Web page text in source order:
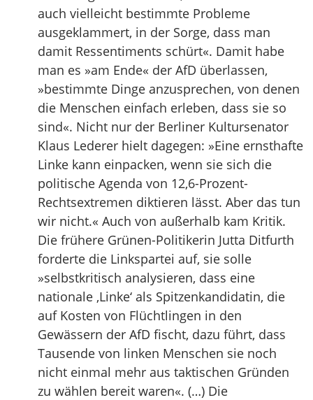
auch vielleicht bestimmte Probleme
ausgeklammert, in der Sorge, dass man
damit Ressentiments schürt«. Damit habe
man es »am Ende« der AfD überlassen,
»bestimmte Dinge anzusprechen, von denen
die Menschen einfach erleben, dass sie so
sind«. Nicht nur der Berliner Kultursenator
Klaus Lederer hielt dagegen: »Eine ernsthafte
Linke kann einpacken, wenn sie sich die
politische Agenda von 12,6-Prozent-
Rechtsextremen diktieren lässt. Aber das tun
wir nicht.« Auch von außerhalb kam Kritik.
Die frühere Grünen-Politikerin Jutta Ditfurth
forderte die Linkspartei auf, sie solle
»selbstkritisch analysieren, dass eine
nationale ‚Linke‘ als Spitzenkandidatin, die
auf Kosten von Flüchtlingen in den
Gewässern der AfD fischt, dazu führt, dass
Tausende von linken Menschen sie noch
nicht einmal mehr aus taktischen Gründen
zu wählen bereit waren«. (…) Die